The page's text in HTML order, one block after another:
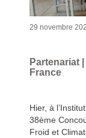
29 novembre
Partenariat
France
Hier, à
38ème
Froid et